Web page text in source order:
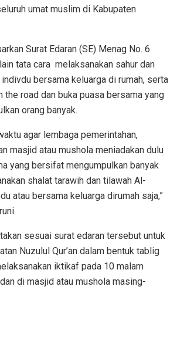
umat muslim di Kabupaten
Surat Edaran (SE) Menag No. 6
tata cara melaksanakan sahur dan
bersama keluarga di rumah, serta
the road dan buka puasa bersama yang
orang banyak.
agar lembaga pemerintahan,
masjid atau mushola meniadakan dulu
yang bersifat mengumpulkan banyak
shalat tarawih dan tilawah Al-
atau bersama keluarga dirumah saja,”
sesuai surat edaran tersebut untuk
Nuzulul Qur’an dalam bentuk tablig
iktikaf pada 10 malam
di masjid atau mushola masing-